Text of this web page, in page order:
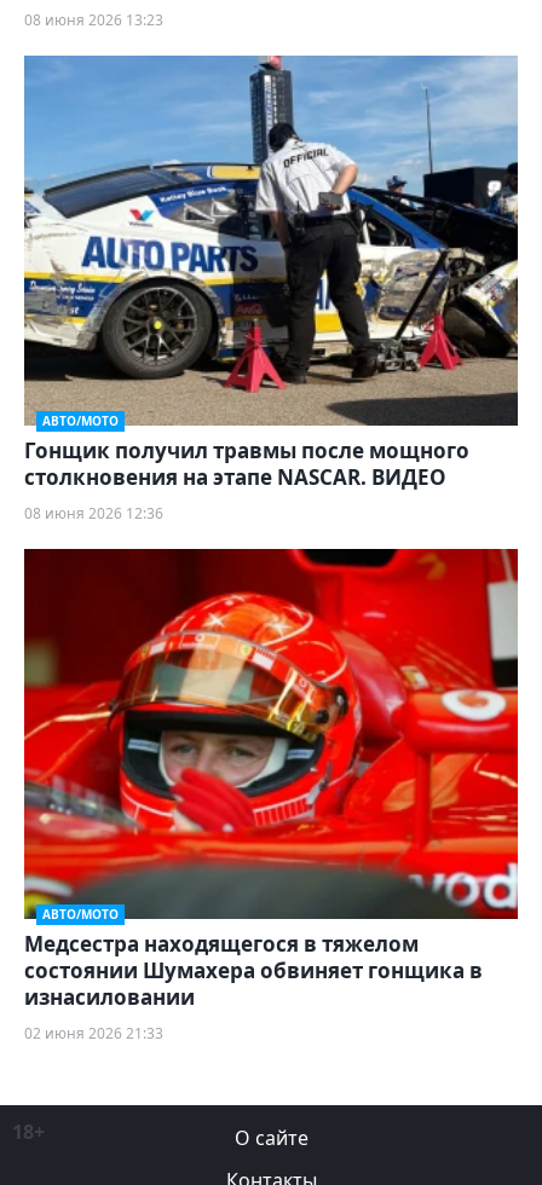
08 июня 2026 13:23
АВТО/МОТО
Гонщик получил травмы после мощного
столкновения на этапе NASCAR. ВИДЕО
08 июня 2026 12:36
АВТО/МОТО
Медсестра находящегося в тяжелом
состоянии Шумахера обвиняет гонщика в
изнасиловании
02 июня 2026 21:33
18+
О сайте